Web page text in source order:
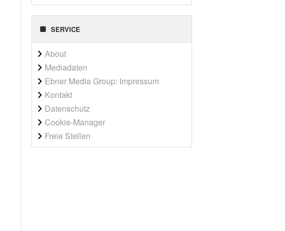
SERVICE
About
Mediadaten
Ebner Media Group: Impressum
Kontakt
Datenschutz
Cookie-Manager
Freie Stellen